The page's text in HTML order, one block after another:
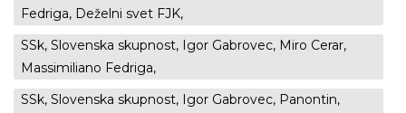
Fedriga, Deželni svet FJK,
SSk, Slovenska skupnost, Igor Gabrovec, Miro Cerar,
Massimiliano Fedriga,
SSk, Slovenska skupnost, Igor Gabrovec, Panontin,